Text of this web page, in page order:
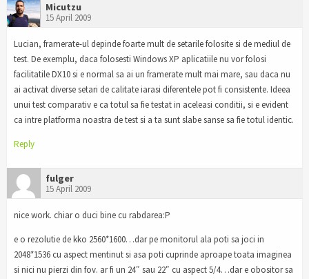
Micutzu
15 April 2009
Lucian, framerate-ul depinde foarte mult de setarile folosite si de mediul de
test. De exemplu, daca folosesti Windows XP aplicatiile nu vor folosi
facilitatile DX10 si e normal sa ai un framerate mult mai mare, sau daca nu
ai activat diverse setari de calitate iarasi diferentele pot fi consistente. Ideea
unui test comparativ e ca totul sa fie testat in aceleasi conditii, si e evident
ca intre platforma noastra de test si a ta sunt slabe sanse sa fie totul identic.
Reply
fulger
15 April 2009
nice work. chiar o duci bine cu rabdarea:P
e o rezolutie de kko 2560*1600…dar pe monitorul ala poti sa joci in
2048*1536 cu aspect mentinut si asa poti cuprinde aproape toata imaginea
si nici nu pierzi din fov. ar fi un 24″ sau 22″ cu aspect 5/4…dar e obositor sa